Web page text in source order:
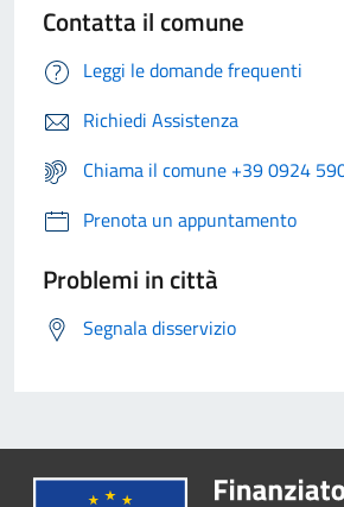
Contatta il comune
Leggi le domande frequenti
Richiedi Assistenza
Chiama il comune +39 0924
Prenota un appuntamento
Problemi in città
Segnala disservizio